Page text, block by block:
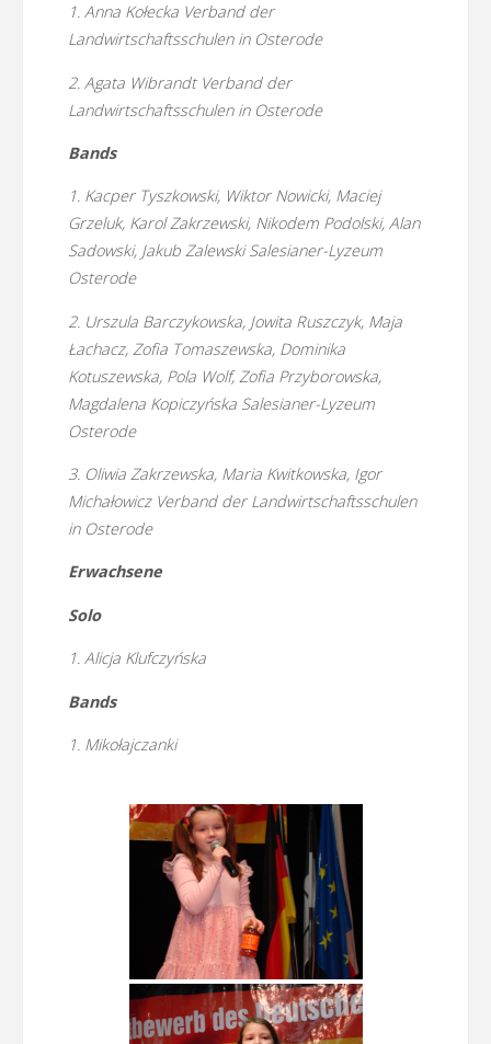
1. Anna Kołecka Verband der
Landwirtschaftsschulen in Osterode
2. Agata Wibrandt Verband der
Landwirtschaftsschulen in Osterode
Bands
1. Kacper Tyszkowski, Wiktor Nowicki, Maciej
Grzeluk, Karol Zakrzewski, Nikodem Podolski, Alan
Sadowski, Jakub Zalewski Salesianer-Lyzeum
Osterode
2. Urszula Barczykowska, Jowita Ruszczyk, Maja
Łachacz, Zofia Tomaszewska, Dominika
Kotuszewska, Pola Wolf, Zofia Przyborowska,
Magdalena Kopiczyńska Salesianer-Lyzeum
Osterode
3. Oliwia Zakrzewska, Maria Kwitkowska, Igor
Michałowicz Verband der Landwirtschaftsschulen
in Osterode
Erwachsene
Solo
1. Alicja Klufczyńska
Bands
1. Mikołajczanki